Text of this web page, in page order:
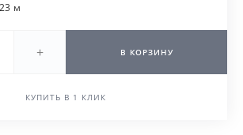
м
+ В КОРЗИНУ
КУПИТЬ В 1 КЛИК